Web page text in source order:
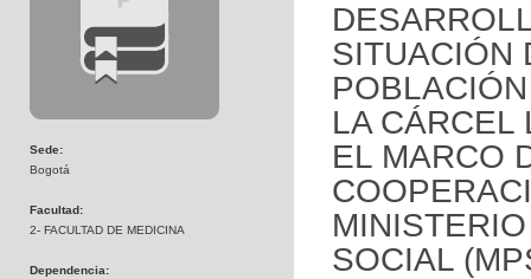
Sede:
Bogotá
Facultad:
2- FACULTAD DE MEDICINA
Dependencia:
SITUACIÓN
LA CÁRCEL
EL MARCO
SOCIAL